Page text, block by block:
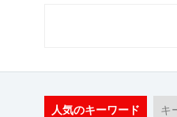
人気のキーワード キ